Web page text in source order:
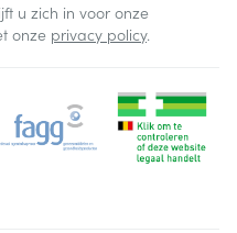
u zich in voor onze
onze privacy policy.